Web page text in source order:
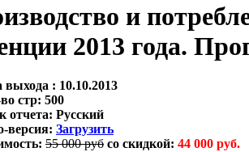
и
2013 года.
выхода : 10.10.2013
стр: 500
отчета: Русский
версия: Загрузить
55 000 руб со скидкой: 44 000 руб.